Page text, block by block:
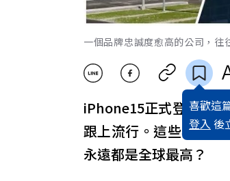
一個品牌忠誠度愈高的公司，往
喜歡這
登入 後
iPhone15正式登場，
跟上流行。這些年來，
永遠都是全球最高？